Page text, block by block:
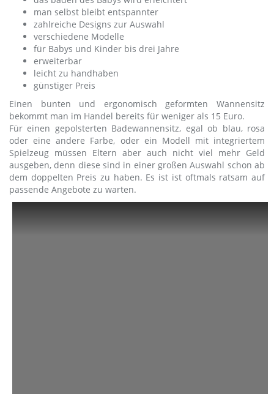
man selbst bleibt entspannter
zahlreiche Designs zur Auswahl
verschiedene Modelle
für Babys und Kinder bis drei Jahre
erweiterbar
leicht zu handhaben
günstiger Preis
Einen bunten und ergonomisch geformten Wannensitz
bekommt man im Handel bereits für weniger als 15 Euro.
Für einen gepolsterten Badewannensitz, egal ob blau, rosa
oder eine andere Farbe, oder ein Modell mit integriertem
Spielzeug müssen Eltern aber auch nicht viel mehr Geld
ausgeben, denn diese sind in einer großen Auswahl schon ab
dem doppelten Preis zu haben. Es ist ist oftmals ratsam auf
passende Angebote zu warten.